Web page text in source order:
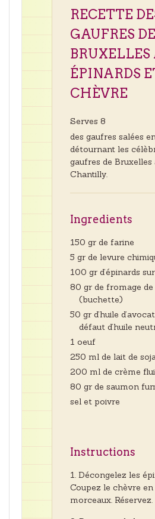
RECETTE
GAUFRES DE
BRUXELLES
ÉPINARDS
CHÈVRE
Serves 8
des gaufres salées
détournant les
gaufres de Bruxelles
Chantilly.
Ingredients
150 gr de farine
5 gr de levure
100 gr d’épinards
80 gr de fromage
(buchette)
50 gr d’huile
défaut d’huile
1 oeuf
250 ml de lait de
200 ml de crème
80 gr de saumon
sel et poivre
Instructions
Décongelez les
Coupez le chèvre
morceaux. Réservez.